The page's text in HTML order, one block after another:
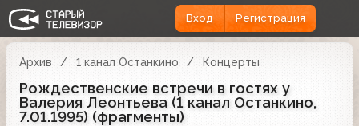
Вход Регистрация
Архив 1 канал Останкино Концерты
Рождественские встречи в гостях у
Валерия Леонтьева (1 канал Останкино,
7.01.1995) (фрагменты)